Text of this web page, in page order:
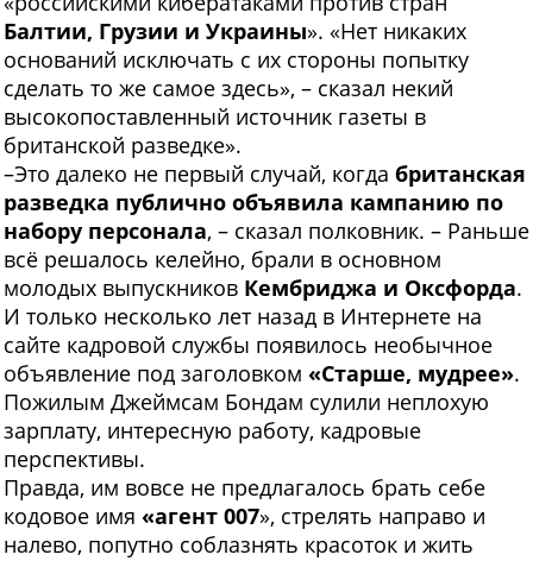
Балтии, Грузии и Украины». «Нет никаких
оснований исключать с их стороны попытку
сделать то же самое здесь», – сказал некий
высокопоставленный источник газеты в
британской разведке».
–Это далеко не первый случай, когда британская
разведка публично объявила кампанию по
набору персонала, – сказал полковник. – Раньше
всё решалось келейно, брали в основном
молодых выпускников Кембриджа и Оксфорда.
И только несколько лет назад в Интернете на
сайте кадровой службы появилось необычное
объявление под заголовком «Старше, мудрее».
Пожилым Джеймсам Бондам сулили неплохую
зарплату, интересную работу, кадровые
перспективы.
Правда, им вовсе не предлагалось брать себе
кодовое имя «агент 007», стрелять направо и
налево, попутно соблазнять красоток и жить